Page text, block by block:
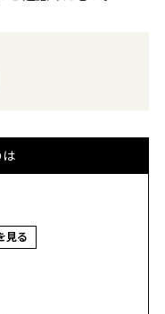
見る